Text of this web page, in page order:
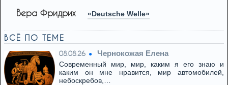
Вера Фридрих «Deutsche Welle»
ВСЁ ПО ТЕМЕ
08.08.26 Чернокожая Елена
Современный мир, мир, каким я его знаю и
каким он мне нравится, мир автомобилей,
небоскребов,…